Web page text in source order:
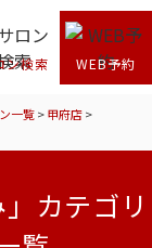
ン検索 WEB予約
一覧>甲府店>
カテゴリ